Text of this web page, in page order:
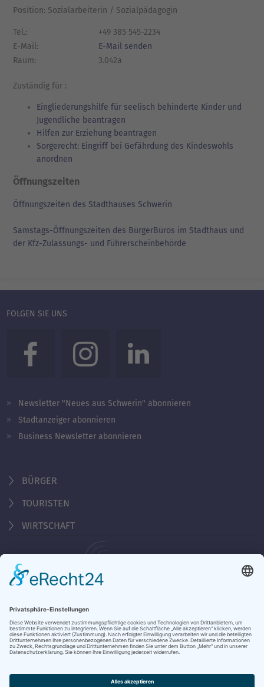
Position: Sozialarbeiterin / Sozialpädagogin
Tel.:
+49 385 545-2234
E-Mail:
E-Mail senden
Raum:
3.042a
Zuständig für :
Eingliederungshilfe für seelisch behinderte Kinder und
Jugendliche beantragen
Hilfen zur Erziehung beantragen
Sorgerecht: Eingriff bei Gefährdung des Kindeswohls
anordnen
Öffnungszeiten
Öffnungszeiten des Stadthauses Schwerin
Samstags-Öffnungszeiten des BürgerBüros im Stadthaus und
der Kfz-Zulassungs- und Führerscheinbehörde
FOLGEN SIE UNS
Newsletter "Neues aus Schwerin" abonnieren
Stadtanzeiger abonnieren
Business Newsletter abonnieren
BÜRGER
TOURISTEN
WIRTSCHAFT
Behördennummer 115
KONTAKT
NOTRUFE & HOTLINES
JOBS
STADTANZEIGER
BROSCHÜREN
PRESSE
DATENSCHUTZ